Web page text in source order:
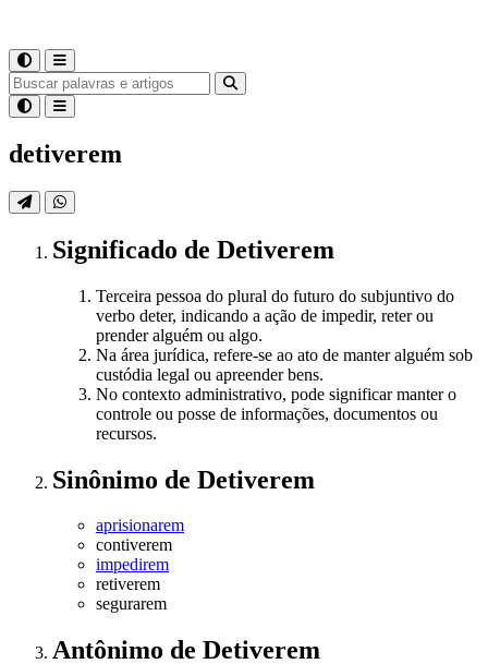
detiverem
Significado de Detiverem
Terceira pessoa do plural do futuro do subjuntivo do
verbo deter, indicando a ação de impedir, reter ou
prender alguém ou algo.
Na área jurídica, refere-se ao ato de manter alguém sob
custódia legal ou apreender bens.
No contexto administrativo, pode significar manter o
controle ou posse de informações, documentos ou
recursos.
Sinônimo de Detiverem
aprisionarem
contiverem
impedirem
retiverem
segurarem
Antônimo de Detiverem